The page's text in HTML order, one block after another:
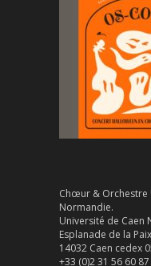
Chœur & Orchestre
Normandie.
Université de Caen
Esplanade de la
14032 Caen cedex
+33 (0)2 31 56 60 87